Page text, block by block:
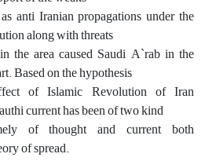
anti Iranian propagations under the
along with threats
the area caused Saudi A`rab in the
Based on the hypothesis
of Islamic Revolution of Iran
current has been of two kind
of thought and current both
of spread.